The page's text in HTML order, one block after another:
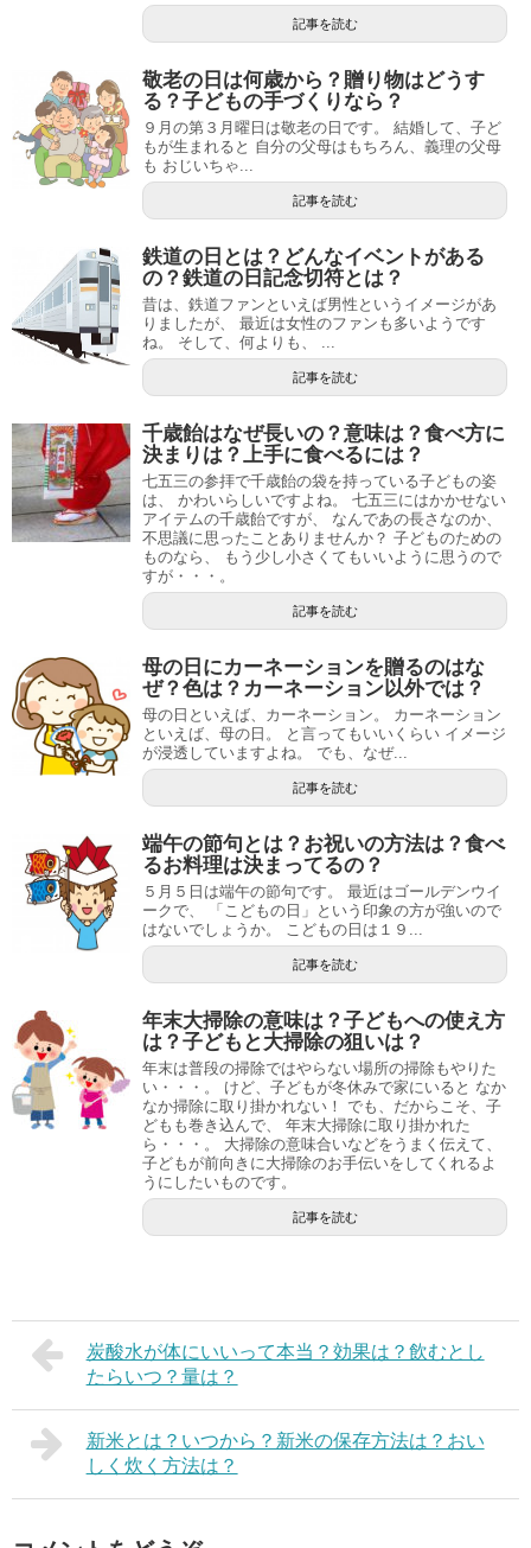
記事を読む
敬老の日は何歳から？贈り物はどうす
る？子どもの手づくりなら？
９月の第３月曜日は敬老の日です。 結婚して、子ど
もが生まれると 自分の父母はもちろん、義理の父母
も おじいちゃ...
記事を読む
鉄道の日とは？どんなイベントがある
の？鉄道の日記念切符とは？
昔は、鉄道ファンといえば男性というイメージがあ
りましたが、 最近は女性のファンも多いようです
ね。 そして、何よりも、 ...
記事を読む
千歳飴はなぜ長いの？意味は？食べ方に
決まりは？上手に食べるには？
七五三の参拝で千歳飴の袋を持っている子どもの姿
は、 かわいらしいですよね。 七五三にはかかせない
アイテムの千歳飴ですが、 なんであの長さなのか、
不思議に思ったことありませんか？ 子どものための
ものなら、 もう少し小さくてもいいように思うので
すが・・・。
記事を読む
母の日にカーネーションを贈るのはな
ぜ？色は？カーネーション以外では？
母の日といえば、カーネーション。 カーネーション
といえば、母の日。 と言ってもいいくらい イメージ
が浸透していますよね。 でも、なぜ...
記事を読む
端午の節句とは？お祝いの方法は？食べ
るお料理は決まってるの？
５月５日は端午の節句です。 最近はゴールデンウイ
ークで、 「こどもの日」という印象の方が強いので
はないでしょうか。 こどもの日は１９...
記事を読む
年末大掃除の意味は？子どもへの使え方
は？子どもと大掃除の狙いは？
年末は普段の掃除ではやらない場所の掃除もやりた
い・・・。 けど、子どもが冬休みで家にいると なか
なか掃除に取り掛かれない！ でも、だからこそ、子
どもも巻き込んで、 年末大掃除に取り掛かれた
ら・・・。 大掃除の意味合いなどをうまく伝えて、
子どもが前向きに大掃除のお手伝いをしてくれるよ
うにしたいものです。
記事を読む
炭酸水が体にいいって本当？効果は？飲むとし
たらいつ？量は？
新米とは？いつから？新米の保存方法は？おい
しく炊く方法は？